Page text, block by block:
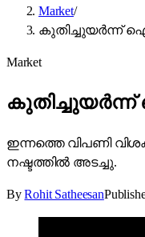
Market/
കുതിച്ചുയർന്ന്
Market
കുതിച്ചുയർന്ന്
ഇന്നത്തെ വിപണി
നഷ്ടത്തിൽ അടച്ചു.
By Rohit Satheesan